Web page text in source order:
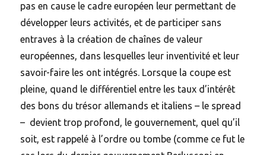
pas en cause le cadre européen leur permettant de
développer leurs activités, et de participer sans
entraves à la création de chaînes de valeur
européennes, dans lesquelles leur inventivité et leur
savoir-faire les ont intégrés. Lorsque la coupe est
pleine, quand le différentiel entre les taux d’intérêt
des bons du trésor allemands et italiens – le spread
– devient trop profond, le gouvernement, quel qu’il
soit, est rappelé à l’ordre ou tombe (comme ce fut le